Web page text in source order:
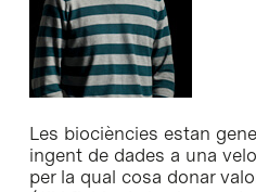
Les biociències estan
ingent de dades a una
per la qual cosa donar